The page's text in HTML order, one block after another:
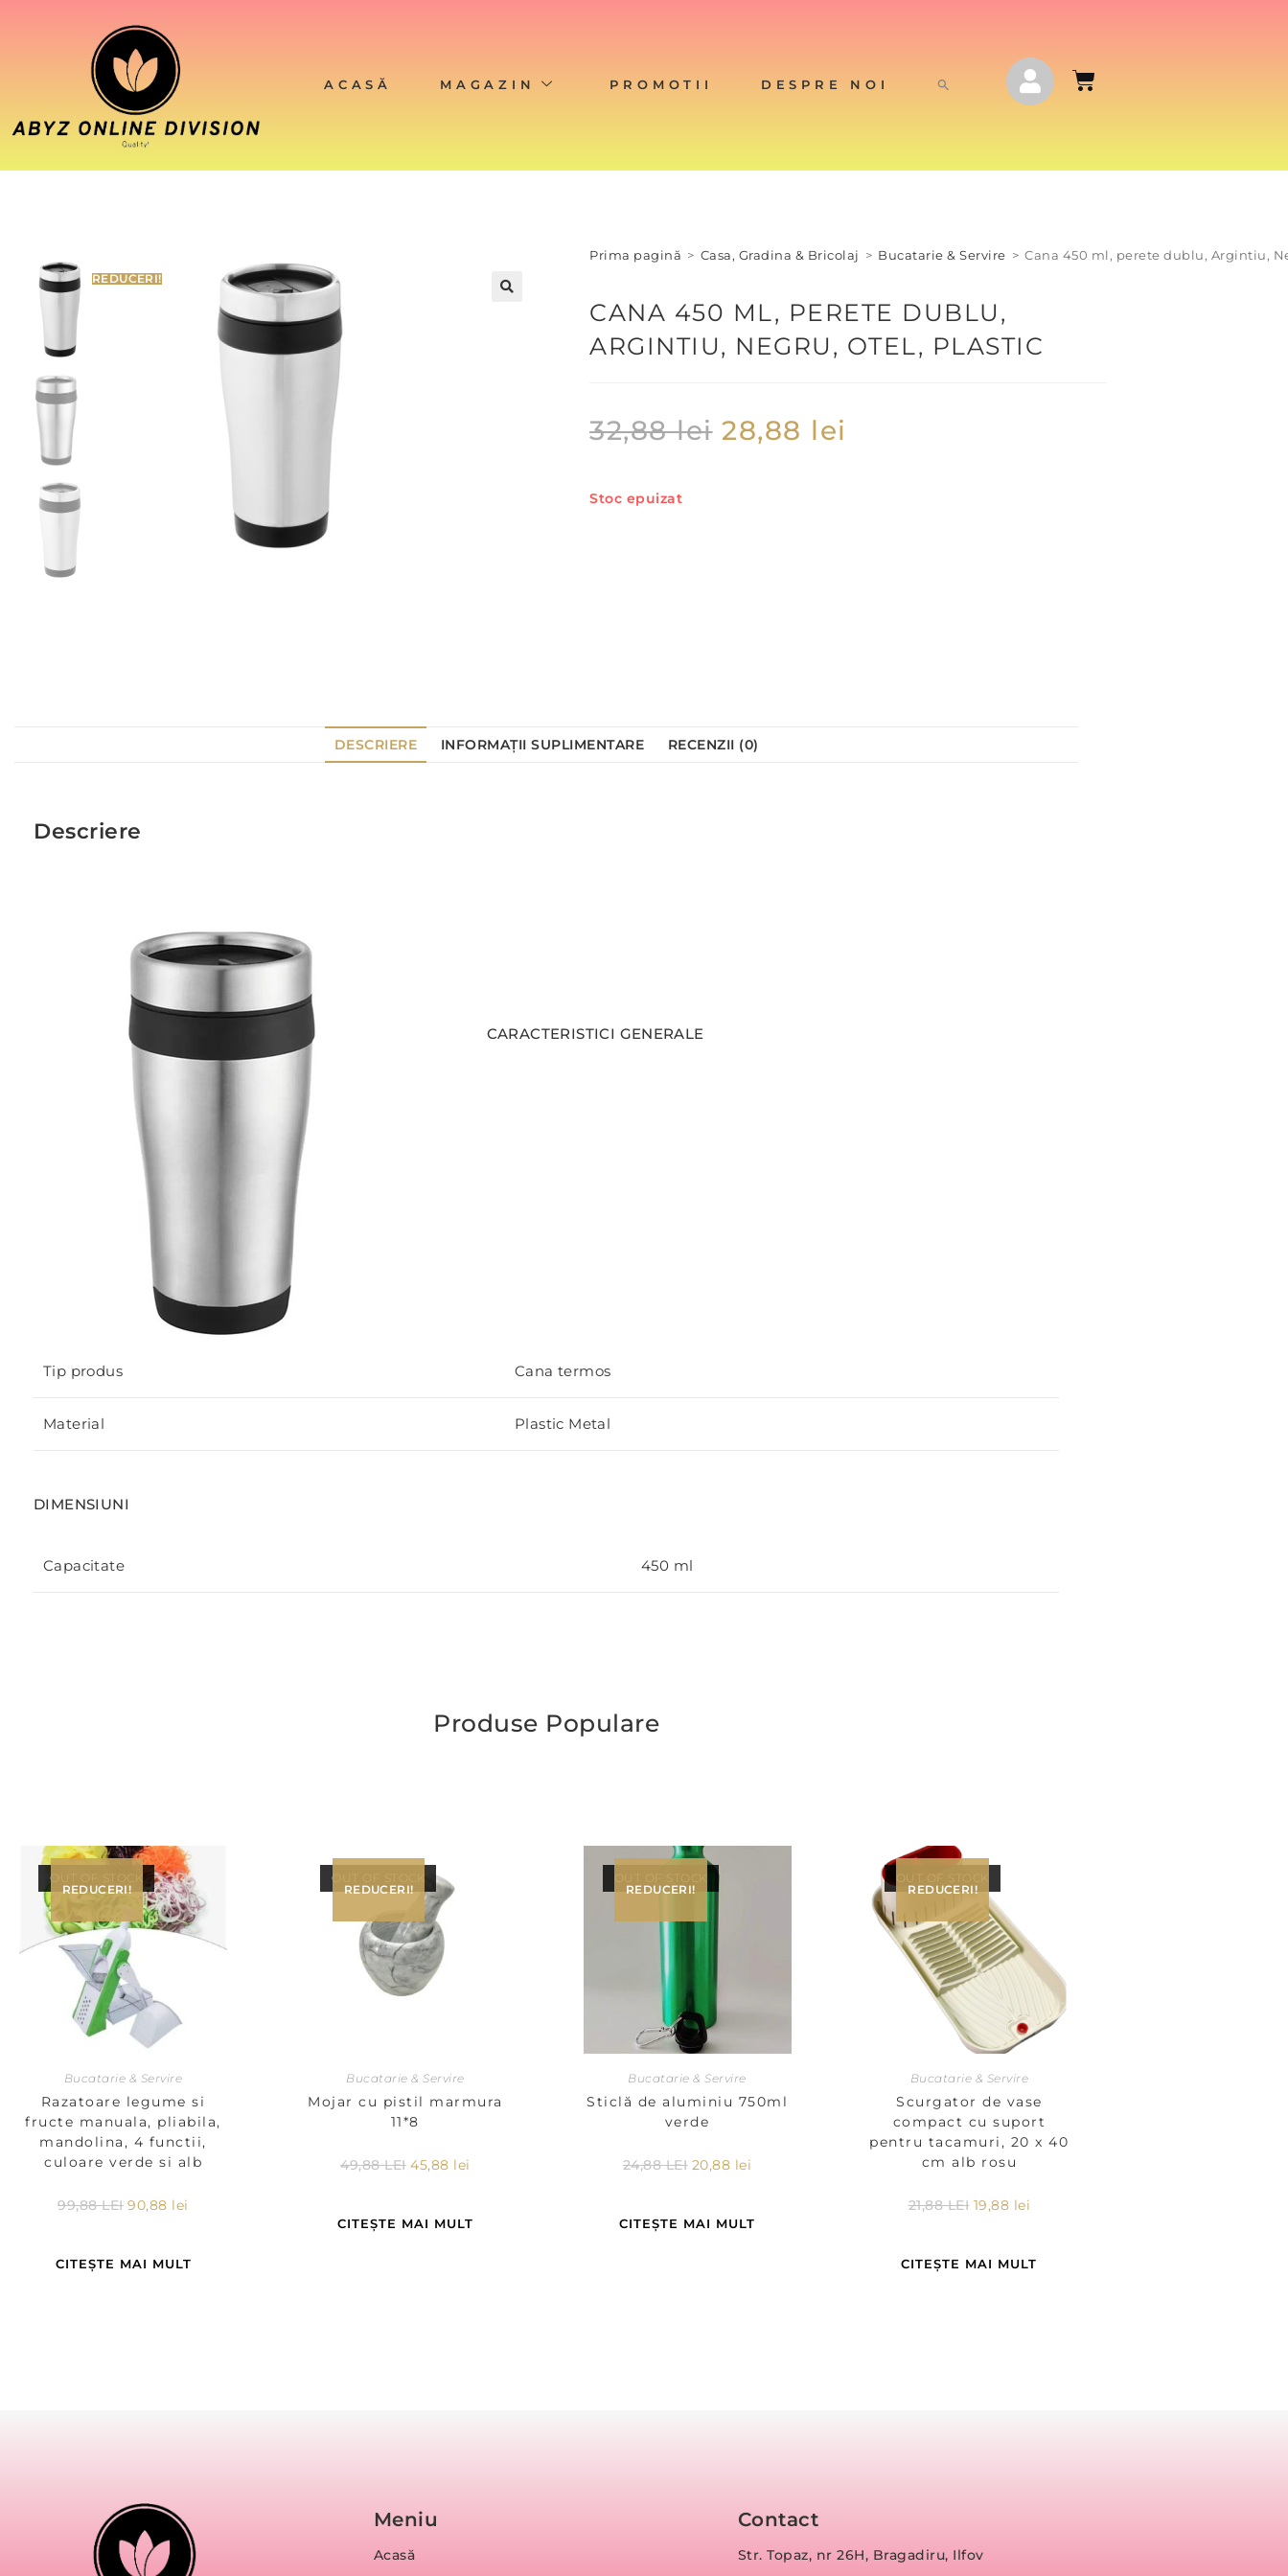
ACASĂ MAGAZIN PROMOTII DESPRE NOI
REDUCERI!
Prima pagină > Casa, Gradina & Bricolaj > Bucatarie & Servire > Cana 450 ml, perete dublu, Argintiu,
CANA 450 ML, PERETE DUBLU,
ARGINTIU, NEGRU, OTEL, PLASTIC
32,88lei 28,88 lei
Stoc epuizat
DESCRIERE INFORMAȚII SUPLIMENTARE RECENZII (0)
Descriere
CARACTERISTICI GENERALE
Tip produs Cana termos
Material Plastic Metal
DIMENSIUNI
Capacitate 450 ml
Produse Populare
OUT OF STOCK
REDUCERI!
Bucatarie & Servire
Razatoare legume si
fructe manuala, pliabila,
mandolina, 4 functii,
culoare verde si alb
99,88LEI 90,88 lei
CITEȘTE MAI MULT
OUT OF STOCK
REDUCERI!
Bucatarie & Servire
Mojar cu pistil marmura
11*8
49,88LEI 45,88 lei
CITEȘTE MAI MULT
REDUCERI!
Bucatarie & Servire
Sticlă de aluminiu 750ml
verde
24,88LEI 20,88 lei
CITEȘTE MAI MULT
REDUCERI!
Bucatarie & Servire
Scurgator de vase
compact cu suport
pentru tacamuri, 20 x 40
cm alb rosu
21,88LEI 19,88 lei
CITEȘTE MAI MULT
Meniu
Acasă
Contact
Str. Topaz, nr 26H, Bragadiru, Ilfov